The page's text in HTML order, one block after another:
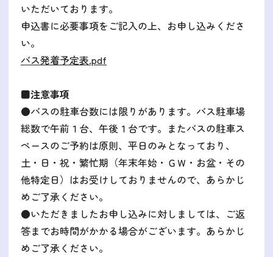
いただいております。
申込書に必要事項をご記入の上、お申し込みくださ
い。
バス発着予定表.pdf
■注意事項
●バスの駐車台数には限りがあります。バス駐車場
総数で午前１台、午後１台です。またバスの駐車ス
ペースのご予約は原則、平日のみとなっており、
土・日・祝・繁忙期（年末年始・ＧＷ・お盆・その
他特定日）はお受けしておりませんので、あらかじ
めご了承ください。
●いただきましたお申し込みに対しましては、ご返
答までお時間がかかる場合がございます。あらかじ
めご了承ください。